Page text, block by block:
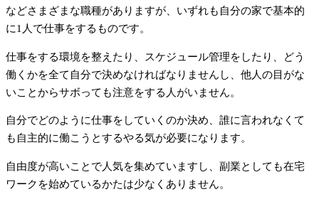
などさまざまな職種がありますが、いずれも自分の家で基本的
に1人で仕事をするものです。
仕事をする環境を整えたり、スケジュール管理をしたり、どう
働くかを全て自分で決めなければなりませんし、他人の目がな
いことからサボっても注意をする人がいません。
自分でどのように仕事をしていくのか決め、誰に言われなくて
も自主的に働こうとするやる気が必要になります。
自由度が高いことで人気を集めていますし、副業としても在宅
ワークを始めているかたは少なくありません。